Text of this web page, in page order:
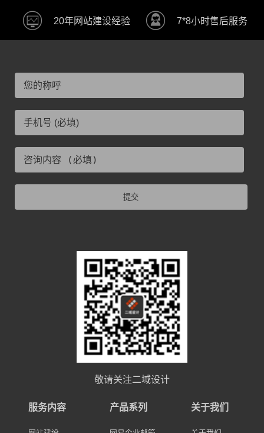
20年网站建设经验 7*8小时售后服务
提交
敬请关注二域设计
服务内容 产品系列 关于我们